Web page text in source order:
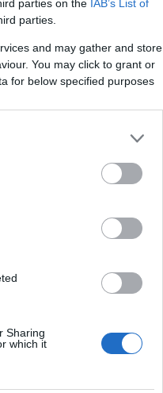
parties on the IAB’s List of
parties.
and may gather and store
You may click to grant or
for below specified purposes
Sharing
which it